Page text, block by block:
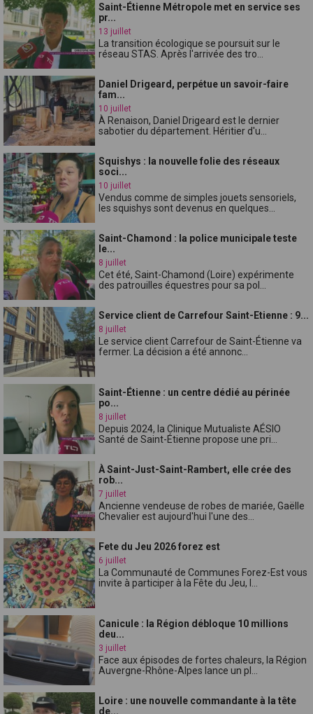
Saint-Étienne Métropole met en service ses
pr...
13 juillet
La transition écologique se poursuit sur le
réseau STAS. Après l'arrivée des tro...
Daniel Drigeard, perpétue un savoir-faire
fam...
10 juillet
À Renaison, Daniel Drigeard est le dernier
sabotier du département. Héritier d'u...
Squishys : la nouvelle folie des réseaux
soci...
10 juillet
Vendus comme de simples jouets sensoriels,
les squishys sont devenus en quelques...
Saint-Chamond : la police municipale teste
le...
8 juillet
Cet été, Saint-Chamond (Loire) expérimente
des patrouilles équestres pour sa pol...
Service client de Carrefour Saint-Etienne : 9...
8 juillet
Le service client Carrefour de Saint-Étienne va
fermer. La décision a été annonc...
Saint-Étienne : un centre dédié au périnée
po...
8 juillet
Depuis 2024, la Clinique Mutualiste AÉSIO
Santé de Saint-Étienne propose une pri...
À Saint-Just-Saint-Rambert, elle crée des
rob...
7 juillet
Ancienne vendeuse de robes de mariée, Gaëlle
Chevalier est aujourd'hui l'une des...
Fete du Jeu 2026 forez est
6 juillet
La Communauté de Communes Forez-Est vous
invite à participer à la Fête du Jeu, l...
Canicule : la Région débloque 10 millions
deu...
3 juillet
Face aux épisodes de fortes chaleurs, la Région
Auvergne-Rhône-Alpes lance un pl...
Loire : une nouvelle commandante à la tête
de...